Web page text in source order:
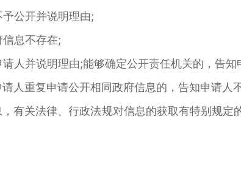
公开并说明理由;
息不存在;
并说明理由;能够确定公开责任机关的，告知
重复申请公开相同政府信息的，告知申请人
关法律、行政法规对信息的获取有特别规定